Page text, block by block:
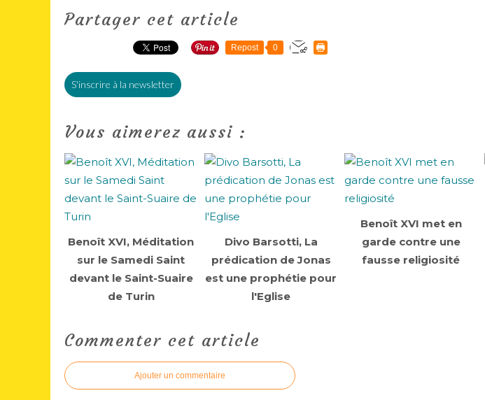
Partager cet article
Repost 0
S'inscrire à la newsletter
Vous aimerez aussi :
Benoît XVI, Méditation
sur le Samedi Saint
devant le Saint-Suaire
de Turin
Divo Barsotti, La
prédication de Jonas
est une prophétie pour
l'Eglise
Benoît XVI met en
garde contre une
fausse religiosité
Commenter cet article
Ajouter un commentaire